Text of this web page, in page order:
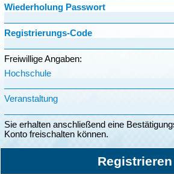
Wiederholung Passwort
Registrierungs-Code
Freiwillige Angaben:
Hochschule
Veranstaltung
Sie erhalten anschließend eine
Konto freischalten können.
Registrieren